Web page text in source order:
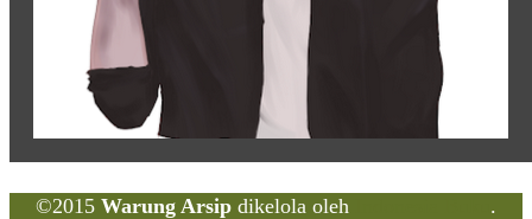
©2015 Warung Arsip dikelola oleh
.